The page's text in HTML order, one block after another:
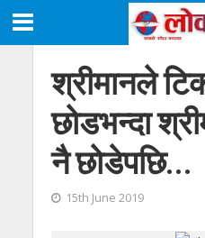
श्रीमानले
छाेडभन्दा
नै छाेडेपछि…
15th June 2019